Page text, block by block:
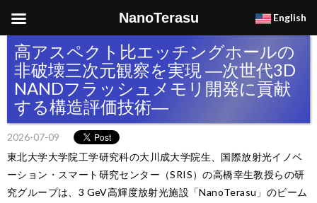
高アスペクト比エッチングホールの
非破壊三次元観察を実現 ―次世代3D
NANDフラッシュメモリ開発に貢献
する構造評価技術―
2026-07-09
東北大学大学院工学研究科の大川成大学院生、国際放射光イノベ
ーション・スマート研究センター（SRIS）の高橋幸生教授らの研
究グループは、3 GeV高輝度放射光施設「NanoTerasu」のビーム
NanoTerasu English